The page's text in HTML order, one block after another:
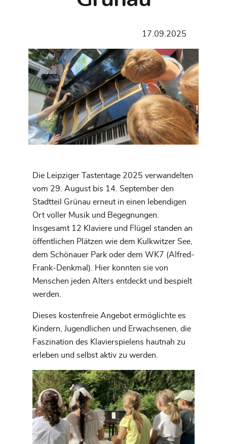
17.09.2025
Die Leipziger Tastentage 2025 verwandelten
vom 29. August bis 14. September den
Stadtteil Grünau erneut in einen lebendigen
Ort voller Musik und Begegnungen.
Insgesamt 12 Klaviere und Flügel standen an
öffentlichen Plätzen wie dem Kulkwitzer See,
dem Schönauer Park oder dem WK7 (Alfred-
Frank-Denkmal). Hier konnten sie von
Menschen jeden Alters entdeckt und bespielt
werden.
Dieses kostenfreie Angebot ermöglichte es
Kindern, Jugendlichen und Erwachsenen, die
Faszination des Klavierspielens hautnah zu
erleben und selbst aktiv zu werden.